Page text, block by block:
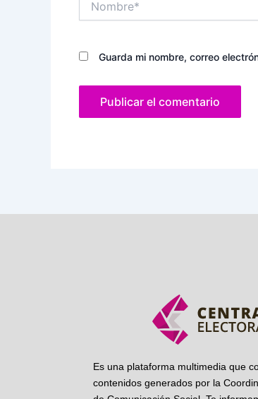
Guarda mi nombre, correo
Es una plataforma multimedia que
contenidos generados por la